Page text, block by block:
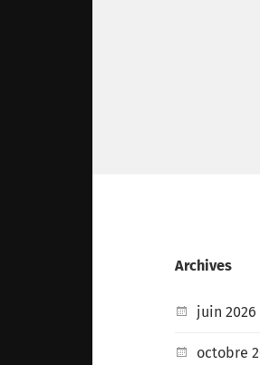
Archives
juin 2026
octobre